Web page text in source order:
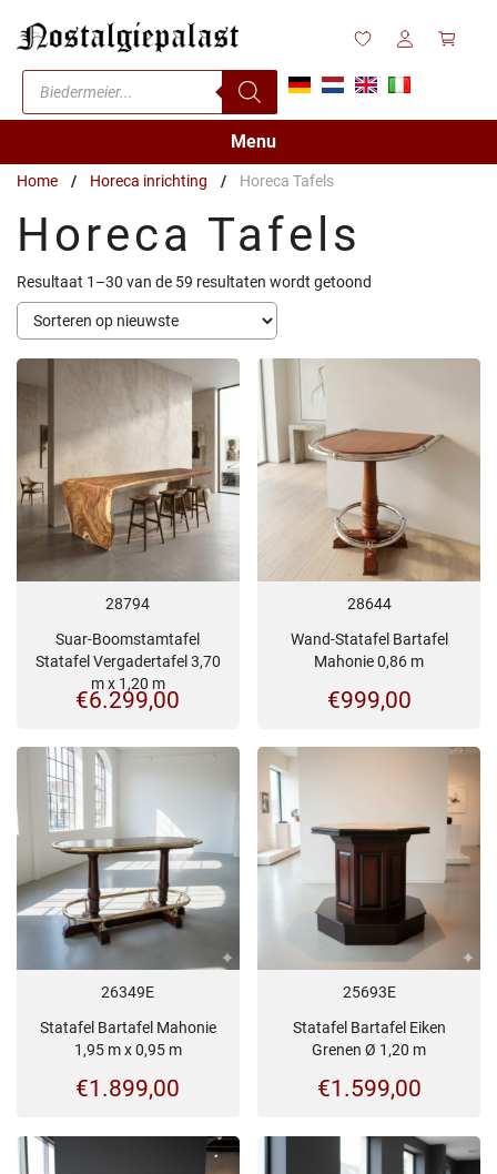
naar
inhoud
Producten
zoeken
Menu
Home / Horeca inrichting / Horeca Tafels
Horeca Tafels
Resultaat 1–30 van de 59 resultaten wordt getoond
28794
Suar-Boomstamtafel
Statafel Vergadertafel 3,70
m x 1,20 m
€6.299,00
28644
Wand-Statafel Bartafel
Mahonie 0,86 m
€999,00
26349E
Statafel Bartafel Mahonie
1,95 m x 0,95 m
€1.899,00
25693E
Statafel Bartafel Eiken
Grenen Ø 1,20 m
€1.599,00